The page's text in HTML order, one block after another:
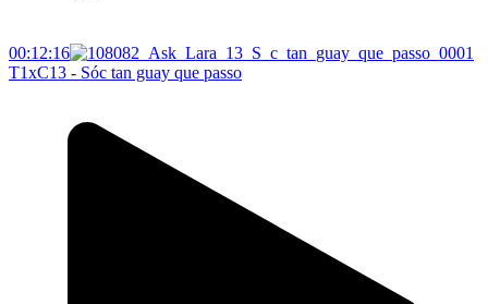
00:12:16
T1xC13 - Sóc tan guay que passo